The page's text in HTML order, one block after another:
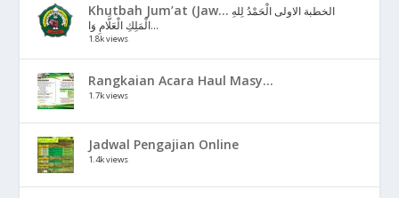
Khutbah Jum’at (Jaw... الخطبة الاولى الْحَمْدُ لِلهِ
الْمَلِكِ الْعَلَّامِ وَا...
1.8k views
Rangkaian Acara Haul Masy...
1.7k views
Jadwal Pengajian Online
1.4k views